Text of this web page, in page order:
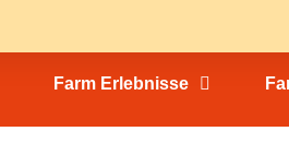
Farm Erlebnisse